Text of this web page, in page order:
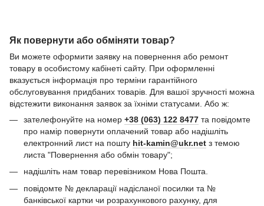
Як повернути або обміняти товар?
Ви можете оформити заявку на повернення або ремонт
товару в особистому кабінеті сайту. При оформленні
вказується інформація про терміни гарантійного
обслуговування придбаних товарів. Для вашої зручності можна
відстежити виконання заявок за їхніми статусами. Або ж:
зателефонуйте на номер +38 (063) 122 8477 та повідомте
про намір повернути оплачений товар або надішліть
електронний лист на пошту hit-kamin@ukr.net з темою
листа "Повернення або обмін товару";
надішліть нам товар перевізником Нова Пошта.
повідомте № декларації надісланої посилки та №
банківської картки чи розрахункового рахунку, для